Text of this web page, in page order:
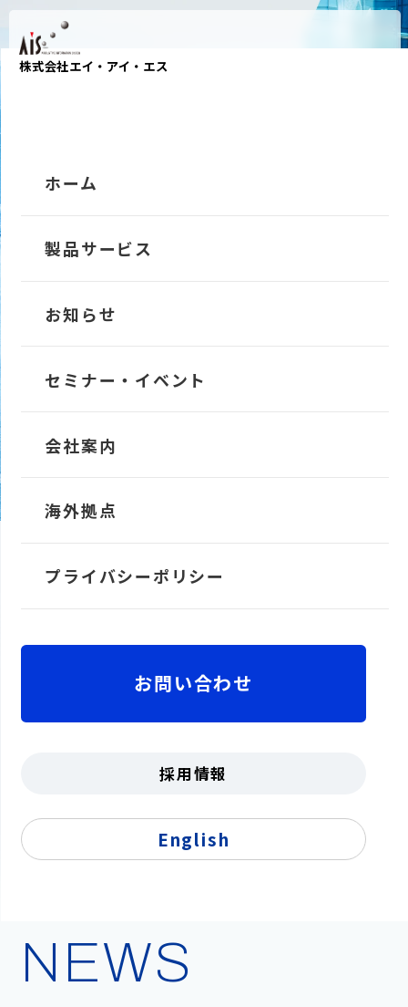
株式会社エイ・アイ・エス
ホーム
製品サービス
TRANS-Account
TRANS-Owner
TRANS-Operator
お知らせ
セミナー・イベント
会社案内
会社概要
社長メッセージ
海外拠点
プライバシーポリシー
お問い合わせ
採用情報
English
変わらない姿勢で
向き合い続ける。
OPEN
をサポートする日本発の海運業界特
くんにおまかせ。
スタマイズまで、ちゃっかりしっか
り管理します。
NEWS